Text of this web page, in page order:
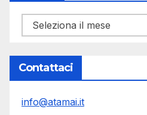
Archivi
Contattaci
info@atamai.it